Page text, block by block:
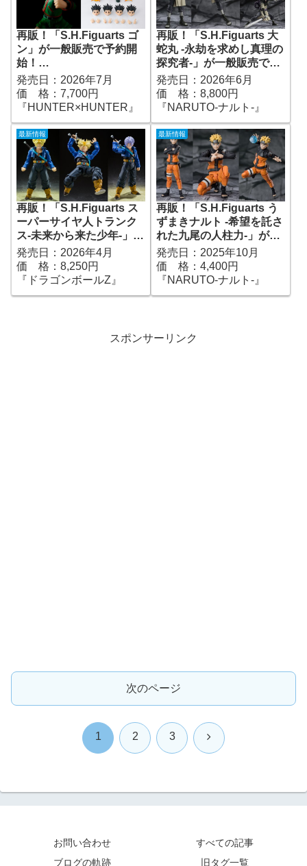
再販！「S.H.Figuarts ゴ
ン」が一般販売で予約開
始！
『HUNTER×HUNTER』
｜定価7,700円｜発売日
2026年7月予定
発売日：2026年7月
価 格：7,700円
『HUNTER×HUNTER』
再販！「S.H.Figuarts 大
蛇丸 -永劫を求めし真理の
探究者-」が一般販売で予
約開始！『NARUTO-ナル
ト-』｜定価8,800円｜発
売日2026年06月予定
発売日：2026年6月
価 格：8,800円
『NARUTO-ナルト-』
最新情報
再販！「S.H.Figuarts ス
ーパーサイヤ人トランク
ス-未来から来た少年-」が
一般販売で予約開始！
『ドラゴンボールZ』｜定
価8,250円｜発売日2026
発売日：2026年4月
価 格：8,250円
『ドラゴンボールZ』
最新情報
再販！「S.H.Figuarts う
ずまきナルト -希望を託さ
れた九尾の人柱力-」が一
般販売で予約開始！
『NARUTO-ナルト-』｜
定価4,400円｜発売日
発売日：2025年10月
価 格：4,400円
『NARUTO-ナルト-』
スポンサーリンク
次のページ
1 2 3 次
お問い合わせ
すべての記事
ブログの軌跡
旧タグ一覧